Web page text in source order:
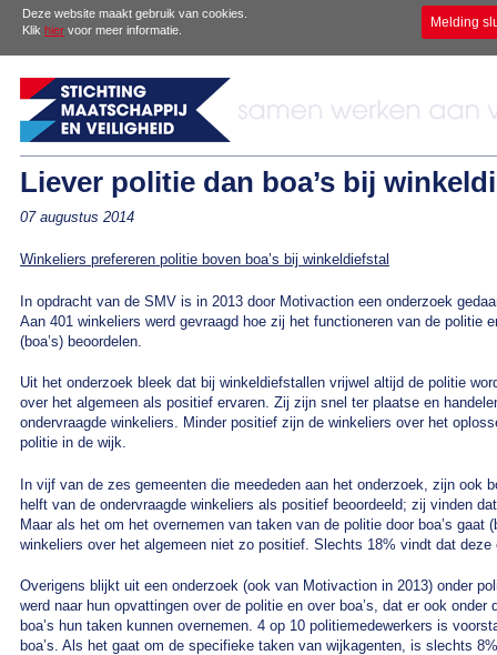
Deze website maakt gebruik van cookies.
Klik hier voor meer informatie. Melding
Liever politie dan boa’s bij
07 augustus 2014
Winkeliers prefereren politie boven boa’s bij winkeldiefstal
In opdracht van de SMV is in 2013 door Motivaction een onderzoek
Aan 401 winkeliers werd gevraagd hoe zij het functioneren van de politie
(boa’s) beoordelen.
Uit het onderzoek bleek dat bij winkeldiefstallen vrijwel altijd de politie
over het algemeen als positief ervaren. Zij zijn snel ter plaatse en
ondervraagde winkeliers. Minder positief zijn de winkeliers over het
politie in de wijk.
In vijf van de zes gemeenten die meededen aan het onderzoek, zijn ook
helft van de ondervraagde winkeliers als positief beoordeeld; zij vinden
Maar als het om het overnemen van taken van de politie door boa’s gaat
winkeliers over het algemeen niet zo positief. Slechts 18% vindt dat
Overigens blijkt uit een onderzoek (ook van Motivaction in 2013) onder
werd naar hun opvattingen over de politie en over boa’s, dat er ook
boa’s hun taken kunnen overnemen. 4 op 10 politiemedewerkers is
boa’s. Als het gaat om de specifieke taken van wijkagenten, is slechts